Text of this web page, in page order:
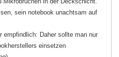
sein notebook unachtsam auf
empfindlich: Daher sollte man nur
einsetzen